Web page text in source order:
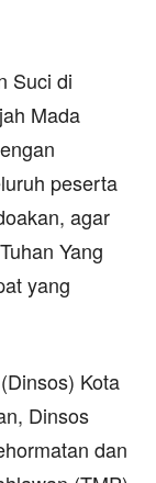
Suci di
Mada
peserta
agar
Yang
yang
Kota
Dinsos
dan